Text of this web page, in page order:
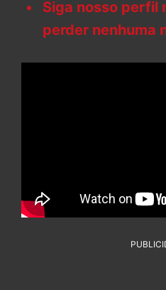
Siga nosso perfil
perder nenhuma